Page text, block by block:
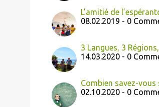
L’amitié de
08.02.2019 - 0
3 Langues, 3
14.03.2020 - 0
Combien savez-
02.10.2020 - 0